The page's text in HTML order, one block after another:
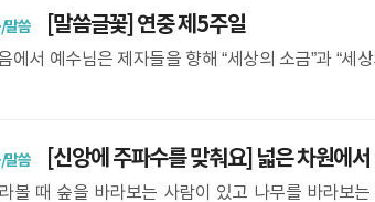
말씀[말씀글꽃] 연중 제5주일
에서 예수님은 제자들을 향해 “세상의 소금”과 “세
) 소금은 녹아 사라질 때 제 역할을 하고, 빛은 드러
말씀[신앙에 주파수를 맞춰요] 넓은 차원에서
볼 때 숲을 바라보는 사람이 있고 나무를 바라보